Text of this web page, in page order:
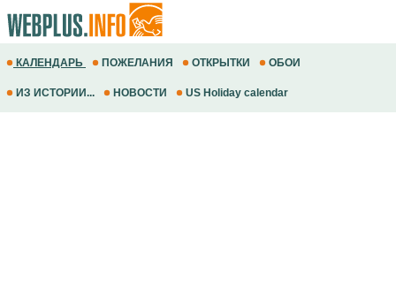
КАЛЕНДАРЬ ПОЖЕЛАНИЯ ОТКРЫТКИ ОБОИ
ИЗ ИСТОРИИ... НОВОСТИ US Holiday calendar